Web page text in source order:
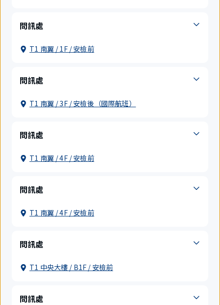
問訊處
T1 南翼 / 1F / 安檢前
問訊處
T1 南翼 / 3F / 安檢後（國際航班）
問訊處
T1 南翼 / 4F / 安檢前
問訊處
T1 南翼 / 4F / 安檢前
問訊處
T1 中央大樓 / B1F / 安檢前
問訊處